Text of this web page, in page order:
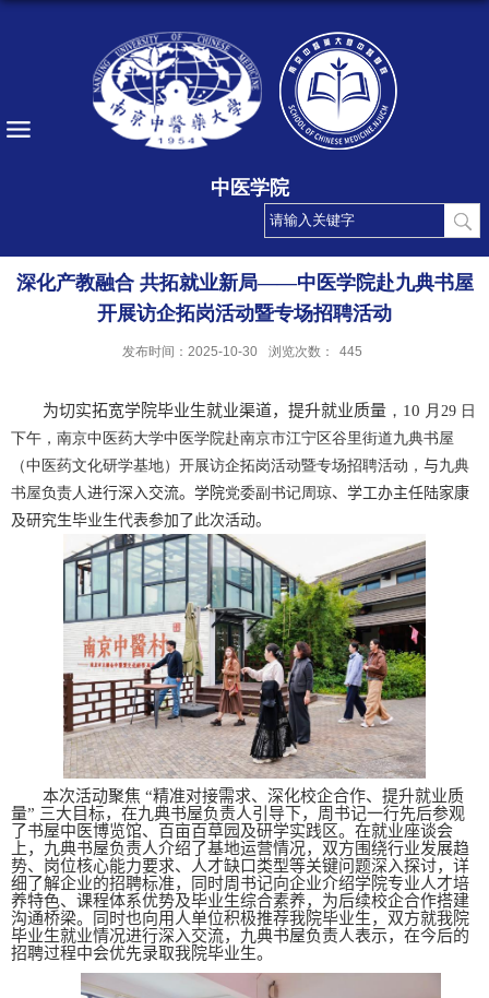
中医学院
深化产教融合 共拓就业新局——中医学院赴九典书屋
开展访企拓岗活动暨专场招聘活动
发布时间：2025-10-30 浏览次数： 445
为切实拓宽学院毕业生就业渠道，提升就业质量 ， 10 月 29 日
下午，南京中医药大学中医学院赴南京市江宁区谷里街道九典书屋
（中医药文化研学基地）开展访企拓岗活动暨专场招聘活动， 与九典
书屋负责人进行深入交流。学院党委副书记周琼、 学工办主任陆家康
及研究生毕业生代表参加了此次活动。
本次活动聚焦 “精准对接需求、深化校企合作、提升就业质
量” 三大目标，在九典书屋负责人引导下，周书记一行先后参观
了书屋中医博览馆、百亩百草园及研学实践区。在就业座谈会
上，九典书屋负责人介绍了基地运营情况，双方围绕行业发展趋
势、岗位核心能力要求、人才缺口类型等关键问题深入探讨，详
细了解企业的招聘标准，同时周书记向企业介绍学院专业人才培
养特色、课程体系优势及毕业生综合素养，为后续校企合作搭建
沟通桥梁。同时也向用人单位积极推荐我院毕业生，双方就我院
毕业生就业情况进行深入交流， 九典书屋负责人表示，在今后的
招聘过程中会优先录取我院毕业生。